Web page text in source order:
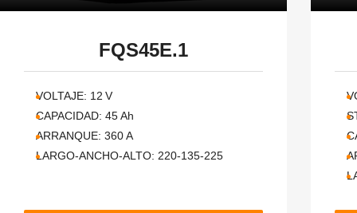
FQS45E.1
VOLTAJE: 12 V
CAPACIDAD: 45Ah
ARRANQUE: 360A
LARGO-ANCHO-ALTO: 220-135-225